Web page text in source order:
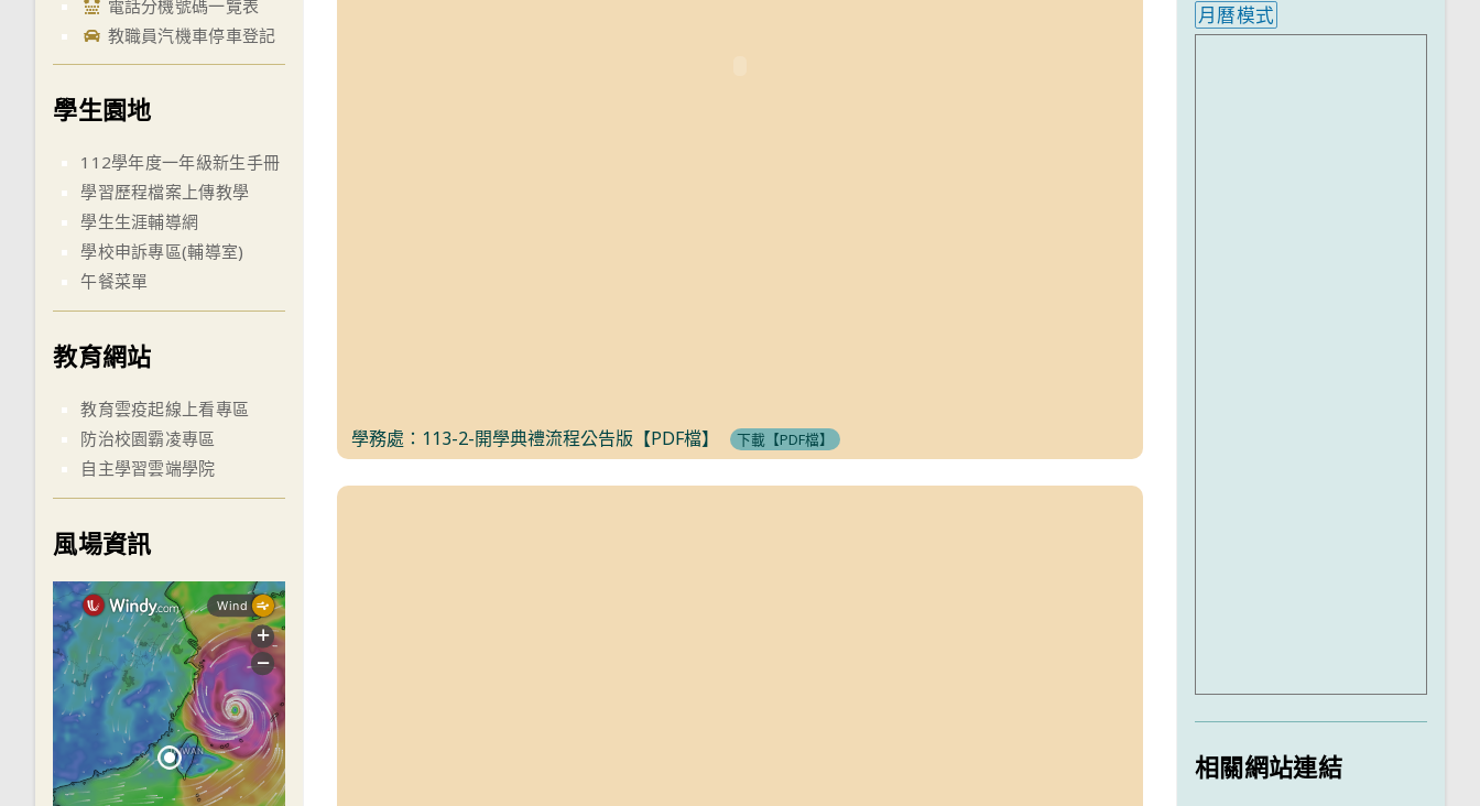
學務處：113-2-開學典禮流程公告版【PDF檔】 下載【PDF檔】
電話分機號碼一覽表
教職員汽機車停車登記
學生園地
112學年度一年級新生手冊
學習歷程檔案上傳教學
學生生涯輔導網
學校申訴專區(輔導室)
午餐菜單
教育網站
教育雲疫起線上看專區
防治校園霸凌專區
自主學習雲端學院
風場資訊
月曆模式
相關網站連結